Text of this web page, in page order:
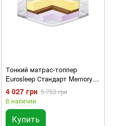
Тонкий матрас-топпер
Eurosleep Стандарт Memory-
Cocos 3 в 1
4 027 грн 5 753 грн
В наличии
Купить